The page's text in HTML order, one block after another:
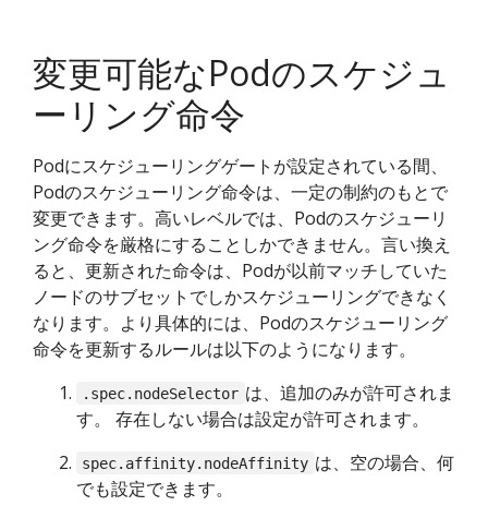
変更可能なPodのスケジュ
ーリング命令
Podにスケジューリングゲートが設定されている間、
Podのスケジューリング命令は、一定の制約のもとで
変更できます。高いレベルでは、Podのスケジューリ
ング命令を厳格にすることしかできません。言い換え
ると、更新された命令は、Podが以前マッチしていた
ノードのサブセットでしかスケジューリングできなく
なります。より具体的には、Podのスケジューリング
命令を更新するルールは以下のようになります。
.spec.nodeSelector は、追加のみが許可されま
す。 存在しない場合は設定が許可されます。
spec.affinity.nodeAffinity は、空の場合、何
でも設定できます。